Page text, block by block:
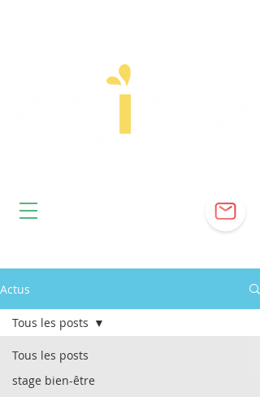
Actus
Tous les posts
stage bien-être
Tous les posts